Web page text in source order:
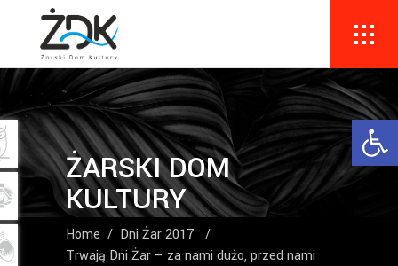
ŻARSKI DOM
KULTURY
Home / Dni Żar 2017
/
Trwają Dni Żar – za nami dużo, przed nami